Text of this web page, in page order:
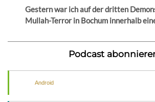
Gestern war ich auf der dritten
Mullah-Terror in Bochum innerhalb
Podcast
Android